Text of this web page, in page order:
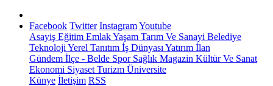
Facebook Twitter InstagramYoutube
Asayiş Eğitim EmlakYaşam Tarım Ve Sanayi Belediye
Teknoloji Yerel Tanıtım İş Dünyası Yatırım İlan
Gündem İlçe - Belde SporSağlık Magazin Kültür Ve Sanat
Ekonomi Siyaset Turizm Üniversite
Künye İletişim RSS